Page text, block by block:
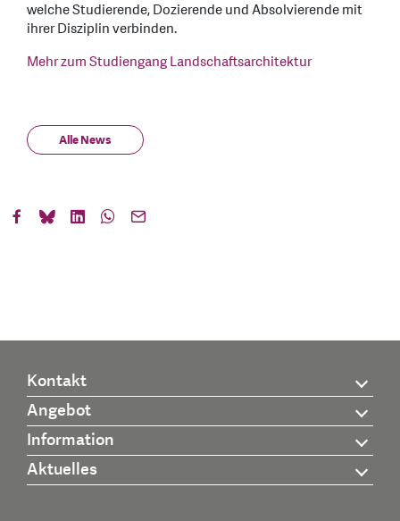
welche Studierende, Dozierende und Absolvierende mit
ihrer Disziplin verbinden.
Mehr zum Studiengang Landschaftsarchitektur
Alle News
Kontakt
Angebot
Information
Aktuelles